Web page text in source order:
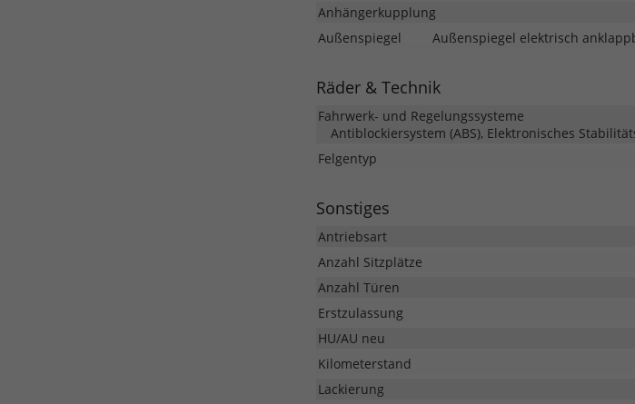
Anhängerkupplung
Außenspiegel
Außenspiegel elektrisch
Räder & Technik
Fahrwerk- und Regelungssysteme
Antiblockiersystem (ABS), Elektronisches
Felgentyp
Sonstiges
Antriebsart
Anzahl Sitzplätze
Anzahl Türen
Erstzulassung
HU/AU neu
Kilometerstand
Lackierung